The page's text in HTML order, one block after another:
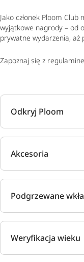
Jako członek Ploom
wyjątkowe nagrody – od
prywatne wydarzenia, aż
Zapoznaj się z
Odkryj Ploom
Akcesoria
Podgrzewane
Weryfikacja wieku